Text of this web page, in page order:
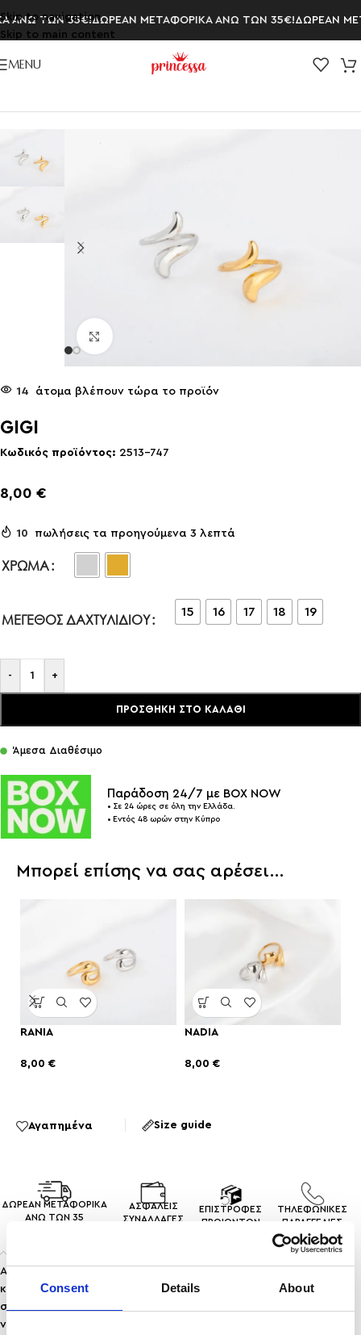
Consent Details About
Skip to navigation
Skip to main content
ΑΝΩ ΤΩΝ 35€!ΔΩΡΕΑΝ ΜΕΤΑΦΟΡΙΚΑ ΑΝΩ ΤΩΝ 35€!ΔΩΡΕΑΝ
MENU
ΔΑΧΤΥΛΙΔΙΑ
14 άτομα βλέπουν τώρα το προϊόν
GIGI
Κωδικός προϊόντος: 2513-747
8,00 €
10 πωλήσεις τα προηγούμενα 3 λεπτά
ΧΡΏΜΑ
ΜΈΓΕΘΟΣ ΔΑΧΤΥΛΙΔΙΟΎ 15 16 17 18 19
- +
ΠΡΟΣΘΉΚΗ ΣΤΟ ΚΑΛΆΘΙ
Άμεσα Διαθέσιμο
Παράδοση 24/7 με BOX NOW
• Σε 24 ώρες σε όλη την Ελλάδα.
• Εντός 48 ωρών στην Κύπρο
Μπορεί επίσης να σας αρέσει…
RANIA
8,00 €
NADIA
8,00 €
Αγαπημένα Size guide
ΔΩΡΕΑΝ ΜΕΤΑΦΟΡΙΚΑ
ΑΝΩ ΤΩΝ 35
ΑΣΦΑΛΕΙΣ
ΣΥΝΑΛΛΑΓEΣ
ΕΠΙΣΤΡΟΦΕΣ
ΠΡΟΙΟΝΤΩΝ
ΤΗΛΕΦΩΝΙΚΕΣ
ΠΑΡΑΓΓΕΛΙΕΣ
Ανακάλυψε την άνεση του απόλυτα προσαρμόσιμου
κοσμήματος! Το συγκεκριμένοδαχτυλίδι που αυξομειώνεται
σχεδιάστηκε για να εφαρμόζει τέλεια σε κάθε δάχτυλο, χωρίς
να χρειάζεται μέτρηση ή αλλαγές. Είτε θέλεις να το φορέσεις